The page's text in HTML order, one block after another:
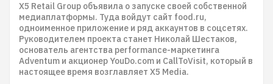
X5 Retail Group объявила о запуске своей собственной
медиаплатформы. Туда войдут сайт food.ru,
одноименное приложение и ряд аккаунтов в соцсетях.
Руководителем проекта станет Николай Шестаков,
основатель агентства performance-маркетинга
Adventum и акционер YouDo.com и CallToVisit, который в
настоящее время возглавляет X5 Media.